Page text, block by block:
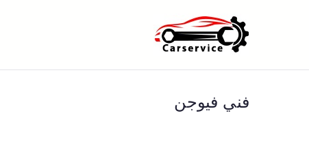
بنشر متنقل
بنشر متنقل الكويت كهرباء
فني فيوجن